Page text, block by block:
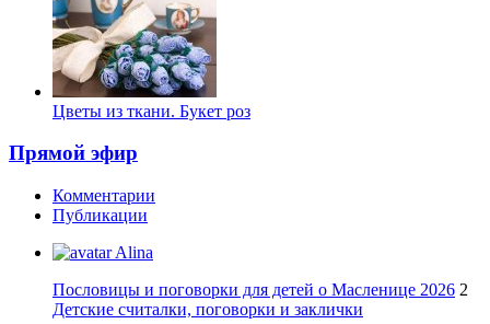
Цветы из ткани. Букет роз
Прямой эфир
Комментарии
Публикации
Alina
Пословицы и поговорки для детей о Масленице 2026 2
Детские считалки, поговорки и заклички